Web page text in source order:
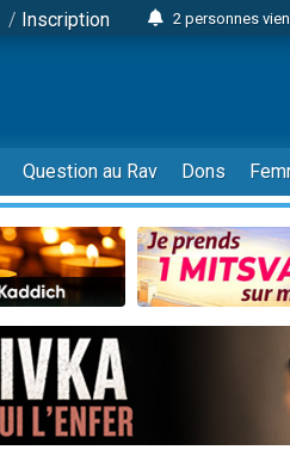
/ Inscription
2 personnes
12
30
Il reste 49
3 personnes
2 personnes
3 personnes
2 nouvelles
8
Nouvelle
61 personnes
Il reste 49
Question au Rav Dons